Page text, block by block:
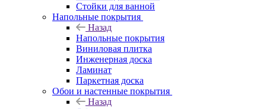
Стойки для ванной
Напольные покрытия
Назад
Напольные покрытия
Виниловая плитка
Инженерная доска
Ламинат
Паркетная доска
Обои и настенные покрытия
Назад